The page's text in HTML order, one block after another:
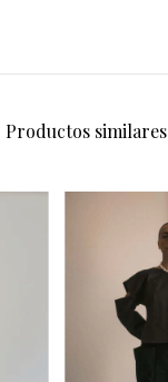
Productos similares